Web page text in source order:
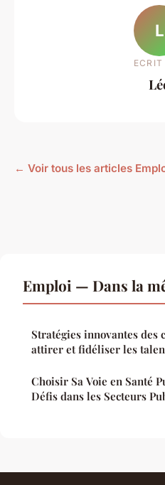
L
ECRIT
← Voir tous les articles
Emploi — Dans la
Stratégies innovantes des
attirer et fidéliser les
Choisir Sa Voie en Santé
Défis dans les Secteurs